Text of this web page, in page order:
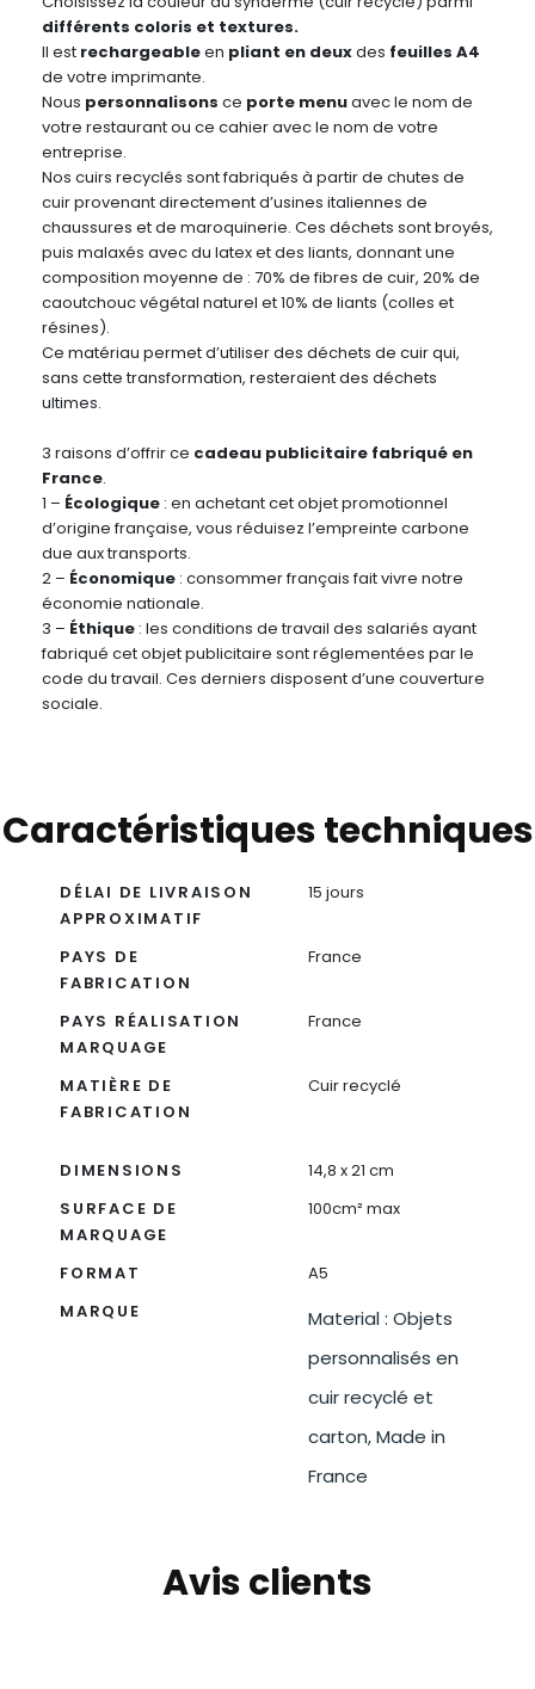
différents coloris et textures.
Il est rechargeableen pliant en deuxdes feuilles A4
de votre imprimante.
Nous personnalisons ce porte menuavec le nom de
votre restaurant ou ce cahier avec le nom de votre
entreprise.
Nos cuirs recyclés sont fabriqués à partir de chutes de
cuir provenant directement d’usines italiennes de
chaussures et de maroquinerie. Ces déchets sont broyés,
puis malaxés avec du latex et des liants, donnant une
composition moyenne de : 70% de fibres de cuir, 20% de
caoutchouc végétal naturel et 10% de liants (colles et
résines).
Ce matériau permet d’utiliser des déchets de cuir qui,
sans cette transformation, resteraient des déchets
ultimes.
3 raisons d’offrir ce cadeau publicitaire fabriqué en
France.
1 – Écologique : en achetant cet objet promotionnel
d’origine française, vous réduisez l’empreinte carbone
due aux transports.
2 – Économique : consommer français fait vivre notre
économie nationale.
3 – Éthique : les conditions de travail des salariés ayant
fabriqué cet objet publicitaire sont réglementées par le
code du travail. Ces derniers disposent d’une couverture
sociale.
Caractéristiques techniques
DÉLAI DE LIVRAISON
APPROXIMATIF
15 jours
PAYS DE
FABRICATION
France
PAYS RÉALISATION
MARQUAGE
France
MATIÈRE DE
FABRICATION
Cuir recyclé
DIMENSIONS
14,8 x 21 cm
SURFACE DE
MARQUAGE
100cm² max
FORMAT
A5
MARQUE
Material : Objets
personnalisés en
cuir recyclé et
carton, Made in
France
Avis clients